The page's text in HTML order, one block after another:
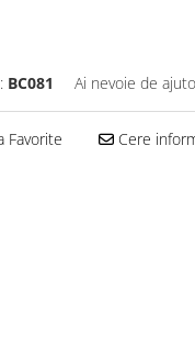
BC081 Ai nevoie de
Favorite Cere